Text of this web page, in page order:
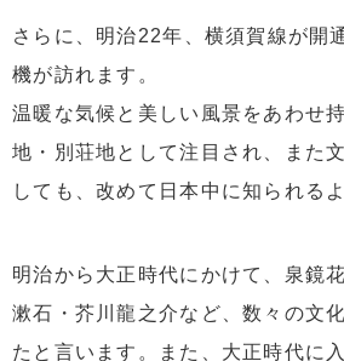
さらに、明治22年、横須賀線が開
機が訪れます。
温暖な気候と美しい風景をあわせ
地・別荘地として注目され、また
しても、改めて日本中に知られる
明治から大正時代にかけて、泉鏡
漱石・芥川龍之介など、数々の文
たと言います。また、大正時代に